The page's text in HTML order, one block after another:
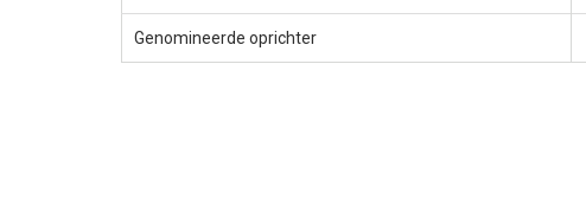
Genomineerde oprichter